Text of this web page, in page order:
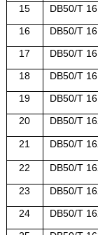
15 DB50/T
16 DB50/T
17 DB50/T
18 DB50/T
19 DB50/T
20 DB50/T
21 DB50/T
22 DB50/T
23 DB50/T
24 DB50/T